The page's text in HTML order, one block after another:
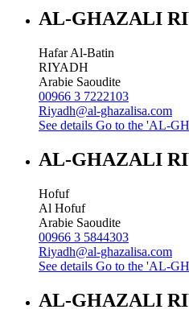
AL-GHAZALI
Hafar Al-Batin
RIYADH
Arabie Saoudite
00966 3 7222103
Riyadh@al-ghazalisa.com
See details Go to the 'AL-
AL-GHAZALI
Hofuf
Al Hofuf
Arabie Saoudite
00966 3 5844303
Riyadh@al-ghazalisa.com
See details Go to the 'AL-
AL-GHAZALI